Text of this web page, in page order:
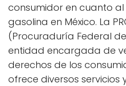
consumidor en cuanto
gasolina en México. La
(Procuraduría Federal
entidad encargada de
derechos de los
ofrece diversos